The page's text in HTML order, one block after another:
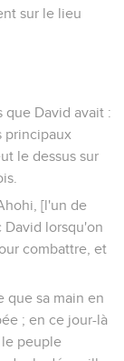
sur le lieu
que David avait :
principaux
le dessus sur
[l'un de
David lorsqu'on
combattre, et
que sa main en
; en ce jour-là
le peuple